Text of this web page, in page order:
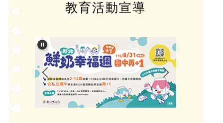
教育活動宣導